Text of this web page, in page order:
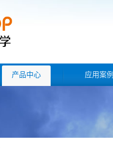
产品中心 应用案例